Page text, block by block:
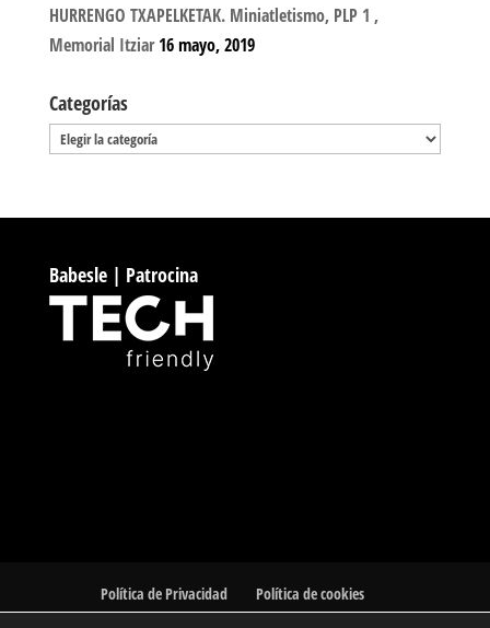
HURRENGO TXAPELKETAK. Miniatletismo, PLP 1 ,
Memorial Itziar 16 mayo, 2019
Categorías
Categorías
Babesle | Patrocina
Política de Privacidad Política de cookies